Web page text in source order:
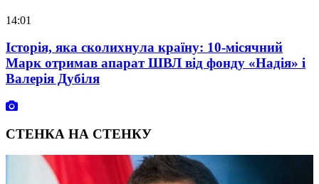
14:01
Історія, яка сколихнула країну: 10-місячний
Марк отримав апарат ШВЛ від фонду «Надія» і
Валерія Дубіля
СТЕНКА НА СТЕНКУ